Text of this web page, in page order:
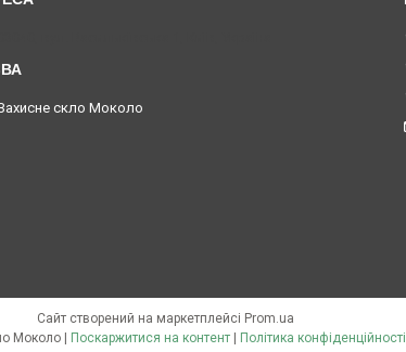
скло Moколо
Сайт створений на маркетплейсі Prom.ua
Захисне скло Moколо | Поскаржитися на контент | Політика конфіденційності